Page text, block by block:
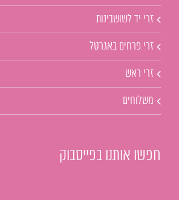
זרי יד לשושבינות
זרי פרחים באגרטל
זרי ראש
משלוחים
חפשו אותנו בפייסבוק